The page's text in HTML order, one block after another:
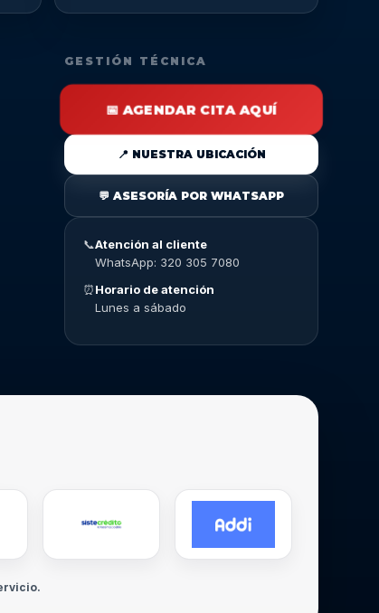
GESTIÓN TÉCNICA
📅 AGENDAR CITA AQUÍ
📍 NUESTRA UBICACIÓN
💬 ASESORÍA POR WHATSAPP
📞Atención al cliente
WhatsApp: 320 305 7080
⏰Horario de atención
Lunes a sábado